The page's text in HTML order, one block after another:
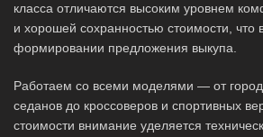
класса отличаются высоким уровнем
и хорошей сохранностью стоимости, что
формировании предложения выкупа.
Работаем со всеми моделями — от
седанов до кроссоверов и спортивных
стоимости внимание уделяется